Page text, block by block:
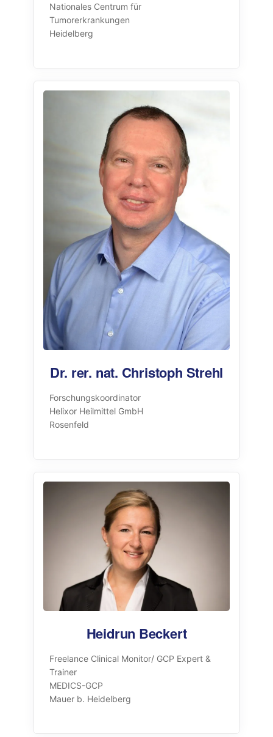
Nationales Centrum für
Tumorerkrankungen
Heidelberg
Dr. rer. nat. Christoph Strehl
Forschungskoordinator
Helixor Heilmittel GmbH
Rosenfeld
Heidrun Beckert
Freelance Clinical Monitor/ GCP Expert &
Trainer
MEDICS-GCP
Mauer b. Heidelberg